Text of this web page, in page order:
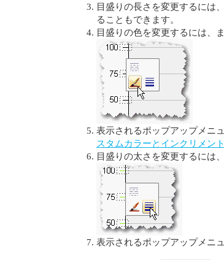
目盛りの長さを変更するには、
ることもできます。
目盛りの色を変更するには、
表示されるポップアップメニ
スタムカラーとインクリメン
目盛りの太さを変更するには
表示されるポップアップメニ